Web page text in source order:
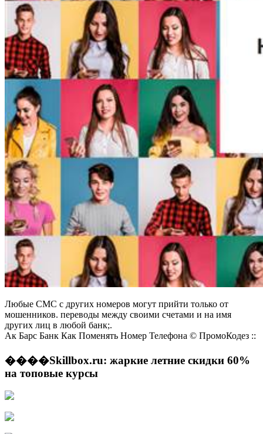
Любые СМС с других номеров могут прийти только от
мошенников. переводы между своими счетами и на имя
других лиц в любой банк;.
Ак Барс Банк Как Поменять Номер Телефона © ПромоКодез ::
��️��Skillbox.ru: жаркие летние скидки 60%
на топовые курсы